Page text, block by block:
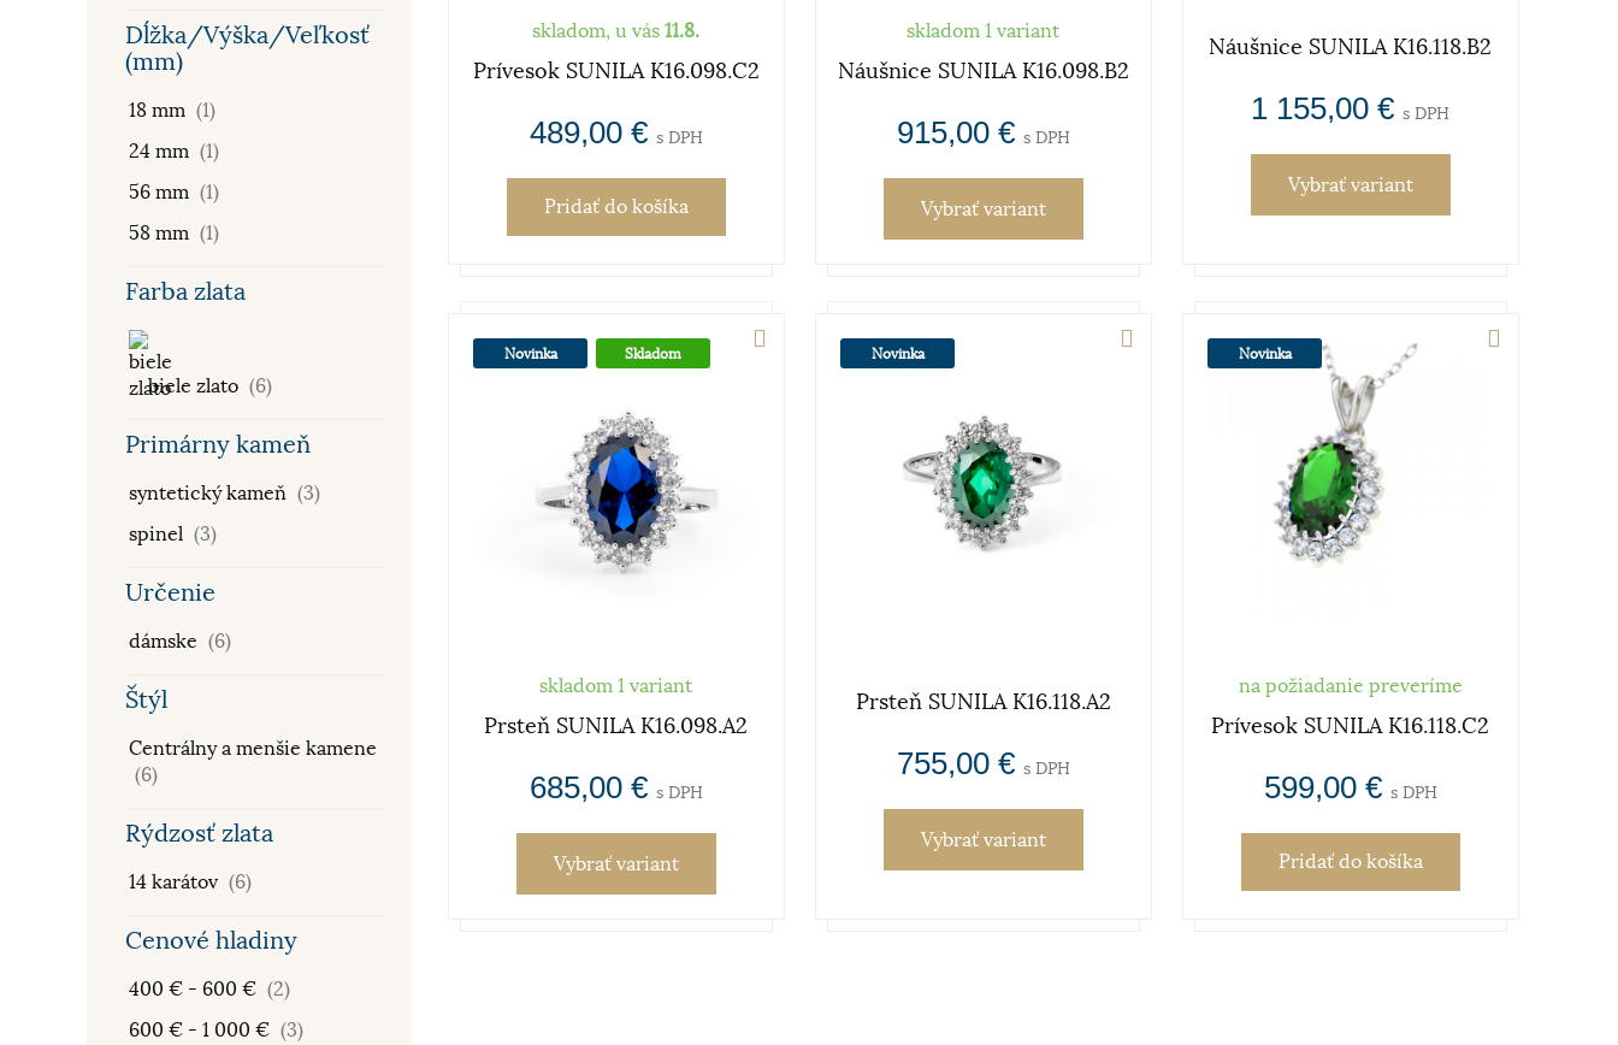
Dĺžka/Výška/Veľkosť
(mm)
18 mm (1)
24 mm (1)
56 mm (1)
58 mm (1)
Farba zlata
biele zlato (6)
Primárny kameň
syntetický kameň (3)
spinel (3)
Určenie
dámske (6)
Štýl
Centrálny a menšie kamene
(6)
Rýdzosť zlata
14 karátov (6)
Cenové hladiny
400 € - 600 € (2)
600 € - 1 000 € (3)
skladom, u vás11.8.
Prívesok SUNILA K16.098.C2
489,00 € s DPH
Pridaťdo košíka
skladom 1 variant
Náušnice SUNILA K16.098.B2
915,00 € s DPH
Vybrať variant
Náušnice SUNILA K16.118.B2
1 155,00 €s DPH
Vybrať variant
Novinka Skladom
skladom 1 variant
Prsteň SUNILA K16.098.A2
685,00 € s DPH
Vybrať variant
Novinka
Prsteň SUNILA K16.118.A2
755,00 € s DPH
Vybrať variant
Novinka
na požiadanie preveríme
Prívesok SUNILA K16.118.C2
599,00 € s DPH
Pridaťdo košíka